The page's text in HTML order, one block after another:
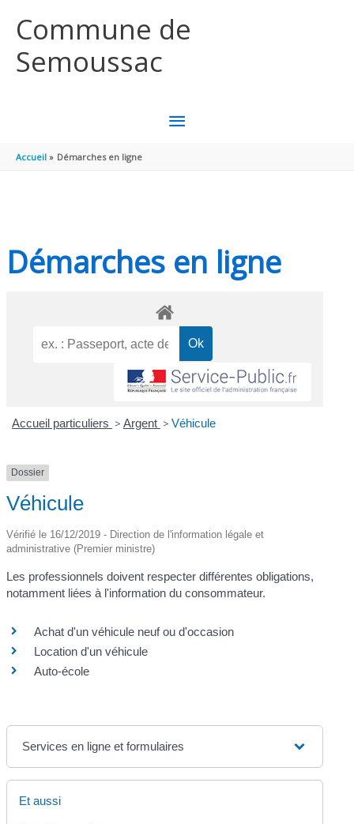
Commune de
Semoussac
MENU
Accueil Démarches en ligne
Démarches en ligne
Accueil particuliers > Argent > Véhicule
Dossier
Véhicule
Vérifié le 16/12/2019 - Direction de l'information légale et
administrative (Premier ministre)
Les professionnels doivent respecter différentes obligations,
notamment liées à l'information du consommateur.
Achat d'un véhicule neuf ou d'occasion
Location d'un véhicule
Auto-école
Services en ligne et formulaires
Et aussi